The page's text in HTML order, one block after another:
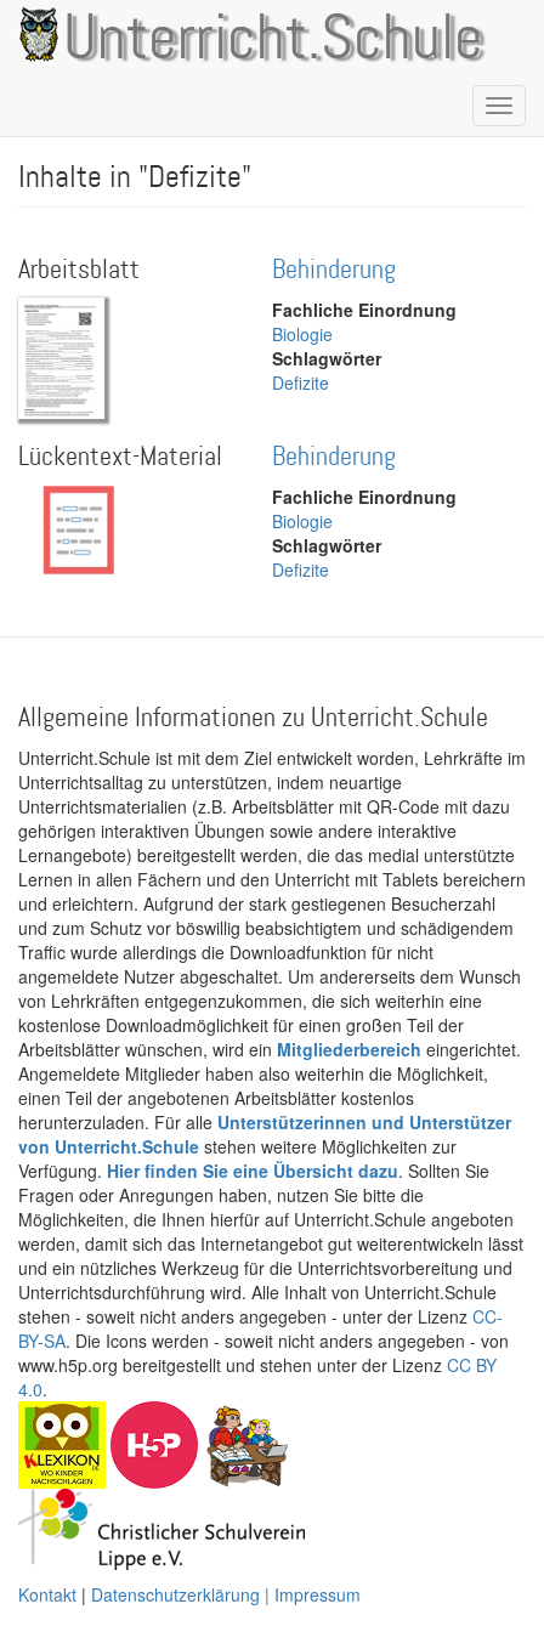
Direkt
zum
Inhalt
Unterricht.Schule
Inhalte in "Defizite"
Arbeitsblatt Behinderung
Fachliche Einordnung
Biologie
Schlagwörter
Defizite
Lückentext-Material Behinderung
Fachliche Einordnung
Biologie
Schlagwörter
Defizite
Allgemeine Informationen zu Unterricht.Schule
Unterricht.Schule ist mit dem Ziel entwickelt worden, Lehrkräfte im
Unterrichtsalltag zu unterstützen, indem neuartige
Unterrichtsmaterialien (z.B. Arbeitsblätter mit QR-Code mit dazu
gehörigen interaktiven Übungen sowie andere interaktive
Lernangebote) bereitgestellt werden, die das medial unterstützte
Lernen in allen Fächern und den Unterricht mit Tablets bereichern
und erleichtern. Aufgrund der stark gestiegenen Besucherzahl
und zum Schutz vor böswillig beabsichtigtem und schädigendem
Traffic wurde allerdings die Downloadfunktion für nicht
angemeldete Nutzer abgeschaltet. Um andererseits dem Wunsch
von Lehrkräften entgegenzukommen, die sich weiterhin eine
kostenlose Downloadmöglichkeit für einen großen Teil der
Arbeitsblätter wünschen, wird ein Mitgliederbereich eingerichtet.
Angemeldete Mitglieder haben also weiterhin die Möglichkeit,
einen Teil der angebotenen Arbeitsblätter kostenlos
herunterzuladen. Für alle Unterstützerinnen und Unterstützer
von Unterricht.Schule stehen weitere Möglichkeiten zur
Verfügung. Hier finden Sie eine Übersicht dazu. Sollten Sie
Fragen oder Anregungen haben, nutzen Sie bitte die
Möglichkeiten, die Ihnen hierfür auf Unterricht.Schule angeboten
werden, damit sich das Internetangebot gut weiterentwickeln lässt
und ein nützliches Werkzeug für die Unterrichtsvorbereitung und
Unterrichtsdurchführung wird. Alle Inhalt von Unterricht.Schule
stehen - soweit nicht anders angegeben - unter der Lizenz CC-
BY-SA. Die Icons werden - soweit nicht anders angegeben - von
www.h5p.org bereitgestellt und stehen unter der Lizenz CC BY
4.0.
Kontakt | Datenschutzerklärung | Impressum